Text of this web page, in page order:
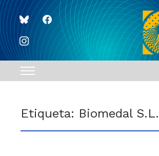
blueskyfacebook
instagram
Toggle
navigation
Etiqueta: Biomedal S.L.